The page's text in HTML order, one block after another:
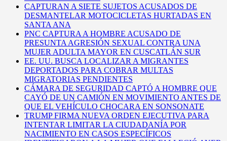
CAPTURAN A SIETE SUJETOS ACUSADOS DE
DESMANTELAR MOTOCICLETAS HURTADAS EN
SANTA ANA
PNC CAPTURA A HOMBRE ACUSADO DE
PRESUNTA AGRESIÓN SEXUAL CONTRA UNA
MUJER ADULTA MAYOR EN CUSCATLÁN SUR
EE. UU. BUSCA LOCALIZAR A MIGRANTES
DEPORTADOS PARA COBRAR MULTAS
MIGRATORIAS PENDIENTES
CÁMARA DE SEGURIDAD CAPTÓ A HOMBRE QUE
CAYÓ DE UN CAMIÓN EN MOVIMIENTO ANTES DE
QUE EL VEHÍCULO CHOCARA EN SONSONATE
TRUMP FIRMA NUEVA ORDEN EJECUTIVA PARA
INTENTAR LIMITAR LA CIUDADANÍA POR
NACIMIENTO EN CASOS ESPECÍFICOS